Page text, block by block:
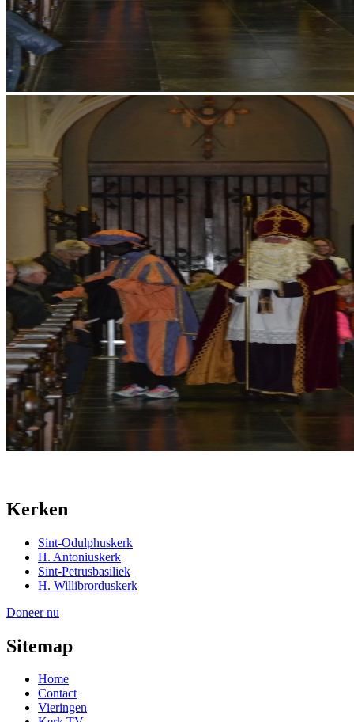
Kerken
Sint-Odulphuskerk
H. Antoniuskerk
Sint-Petrusbasiliek
H. Willibrorduskerk
Doneer nu
Sitemap
Home
Contact
Vieringen